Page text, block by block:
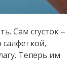
Сам сгусток –
салфеткой,
Теперь им